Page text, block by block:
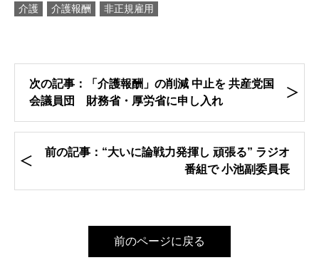
介護 介護報酬 非正規雇用
次の記事：「介護報酬」の削減 中止を 共産党国
会議員団 財務省・厚労省に申し入れ
前の記事：“大いに論戦力発揮し 頑張る” ラジオ
番組で 小池副委員長
前のページに戻る